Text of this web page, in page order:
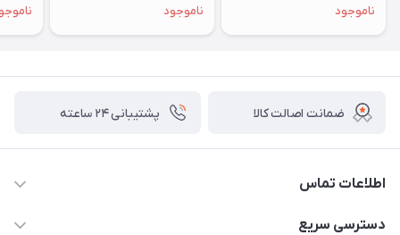
ناموجود
ناموجود
ضمانت اصالت کالا پشتیبانی ۲۴ ساعته
اطلاعات تماس
02177408855 و شماره واتس آپ 09126894295
دسترسی سریع